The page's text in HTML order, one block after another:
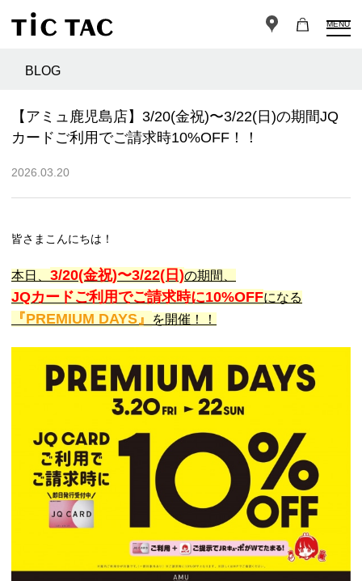
MENU
BLOG
【アミュ鹿児島店】3/20(金祝)〜3/22(日)の期間JQ
カードご利用でご請求時10%OFF！！
2026.03.20
皆さまこんにちは！
本日、 3/20(金祝)〜3/22(日)の期間、
JQカードご利用でご請求時に10%OFFになる
『PREMIUM DAYS』 を開催！！